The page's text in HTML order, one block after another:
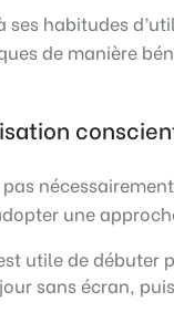
ses habitudes
de manière
une
utile de débuter
sans écran,